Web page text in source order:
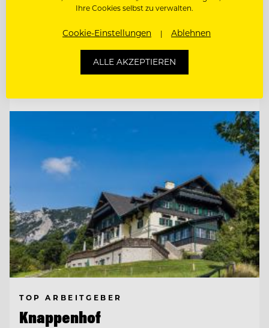
ETAGENFACHFRAU/-MANN LEITUNG
WIR BITTEN ZU TISCH. UND FREUEN UNS
AUF WEGBEGLEITERINN
TOP ARBEITGEBER
Knappenhof
Ihre Cookies selbst zu verwalten.
Cookie-Einstellungen Ablehnen
ALLE AKZEPTIEREN